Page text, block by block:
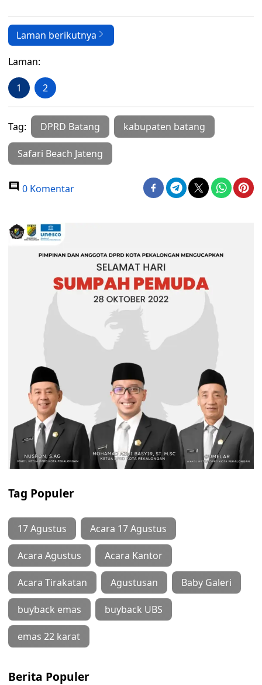
Laman berikutnya
Laman:
1 2
Tag: DPRD Batang kabupaten batang
Safari Beach Jateng
0 Komentar
Tag Populer
17 Agustus Acara 17 Agustus
Acara Agustus Acara Kantor
Acara Tirakatan Agustusan Baby Galeri
buyback emas buyback UBS
emas 22 karat
Berita Populer